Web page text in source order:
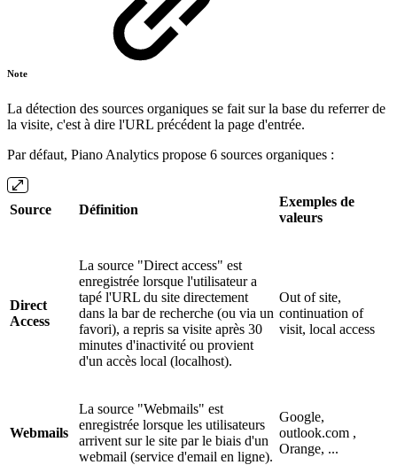
Note
La détection des sources organiques se fait sur la base du referrer de
la visite, c'est à dire l'URL précédent la page d'entrée.
Par défaut, Piano Analytics propose 6 sources organiques :
Source Définition
Exemples de
valeurs
Direct
Access
La source "Direct access" est
enregistrée lorsque l'utilisateur a
tapé l'URL du site directement
dans la bar de recherche (ou via un
favori), a repris sa visite après 30
minutes d'inactivité ou provient
d'un accès local (localhost).
Out of site,
continuation of
visit, local access
Webmails
La source "Webmails" est
enregistrée lorsque les utilisateurs
arrivent sur le site par le biais d'un
webmail (service d'email en ligne).
Google,
outlook.com ,
Orange, ...